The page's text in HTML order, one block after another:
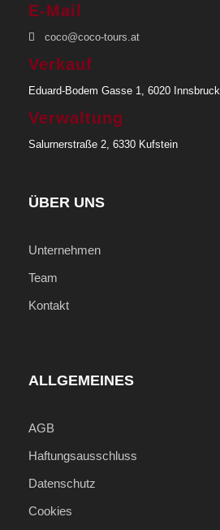
E-Mail
coco@coco-tours.at
Verkauf
Eduard-Bodem Gasse 1, 6020 Innsbruck
Verwaltung
Salurnerstraße 2, 6330 Kufstein
ÜBER UNS
Unternehmen
Team
Kontakt
ALLGEMEINES
AGB
Haftungsausschluss
Datenschutz
Cookies